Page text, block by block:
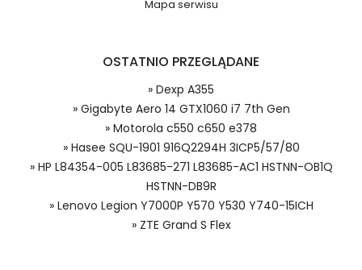
Dzięki ochronie kupujących w
systemie PayPal możesz odzyskać
całkowitą wartość zakupu, jeśli
zakupiony przedmiot do Ciebie nie
dotrze lub będzie się znacznie różnić
od opisu.
Model urządzenia
Numer produktu baterii
Mapa serwisu
OSTATNIO PRZEGLĄDANE
» Dexp A355
» Gigabyte Aero 14 GTX1060 i7 7th Gen
» Motorola c550 c650 e378
» Hasee SQU-1901 916Q2294H 3ICP5/57/80
» HP L84354-005 L83685-271 L83685-AC1 HSTNN-OB1Q
HSTNN-DB9R
» Lenovo Legion Y7000P Y570 Y530 Y740-15ICH
» ZTE Grand S Flex